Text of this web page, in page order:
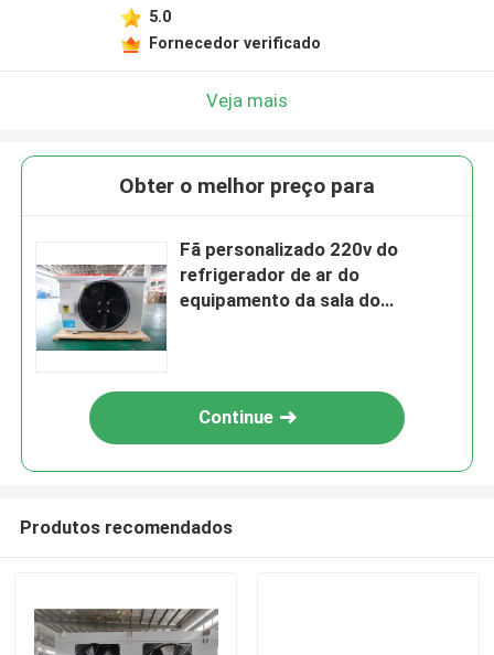
5.0
Fornecedor verificado
Veja mais
Obter o melhor preço para
Fã personalizado 220v do
refrigerador de ar do
equipamento da sala do
Continue
Produtos recomendados